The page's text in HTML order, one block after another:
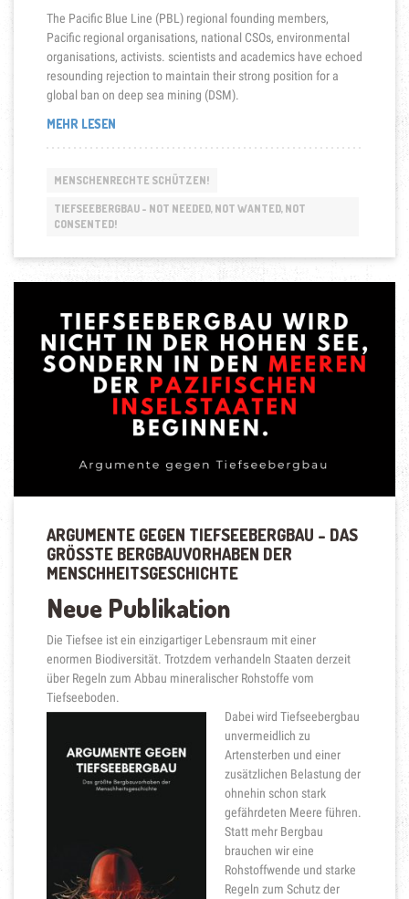
The Pacific Blue Line (PBL) regional founding members,
Pacific regional organisations, national CSOs, environmental
organisations, activists. scientists and academics have echoed
resounding rejection to maintain their strong position for a
global ban on deep sea mining (DSM).
MEHR LESEN„PACIFIC
MAINTAINS
FOR
A
BAN
ON
SEA
MINING“
MENSCHENRECHTE SCHÜTZEN!
TIEFSEEBERGBAU - NOT NEEDED, NOT WANTED, NOT
CONSENTED!
ARGUMENTE GEGEN TIEFSEEBERGBAU – DAS
GRÖSSTE BERGBAUVORHABEN DER M
ENSCHHEITSGESCHICHTE
Neue Publikation
Die Tiefsee ist ein einzigartiger Lebensraum mit einer
enormen Biodiversität. Trotzdem verhandeln Staaten derzeit
über Regeln zum Abbau mineralischer Rohstoffe vom
Tiefseeboden.
Dabei wird Tiefseebergbau
unvermeidlich zu
Artensterben und einer
zusätzlichen Belastung der
ohnehin schon stark
gefährdeten Meere führen.
Statt mehr Bergbau
brauchen wir eine
Rohstoffwende und starke
Regeln zum Schutz der